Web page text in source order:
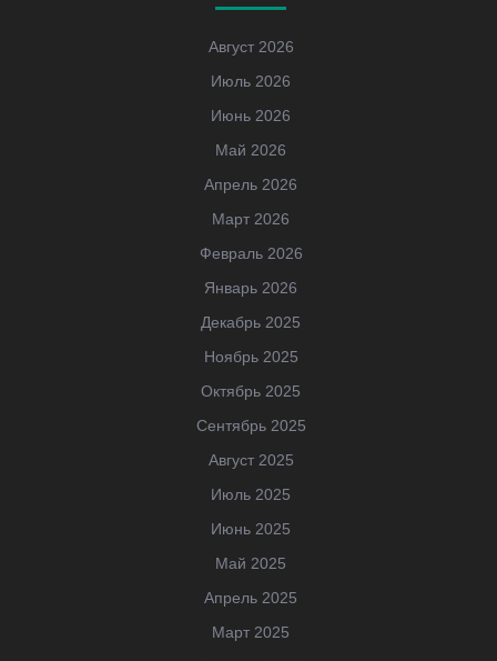
Август 2026
Июль 2026
Июнь 2026
Май 2026
Апрель 2026
Март 2026
Февраль 2026
Январь 2026
Декабрь 2025
Ноябрь 2025
Октябрь 2025
Сентябрь 2025
Август 2025
Июль 2025
Июнь 2025
Май 2025
Апрель 2025
Март 2025